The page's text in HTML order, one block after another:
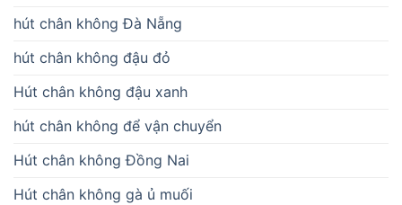
hút chân không Đà Nẵng
hút chân không đậu đỏ
Hút chân không đậu xanh
hút chân không để vận chuyển
Hút chân không Đồng Nai
Hút chân không gà ủ muối